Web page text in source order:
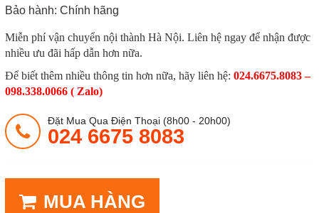
Bảo hành: Chính hãng
Miễn phí vận chuyển nội thành Hà Nội. Liên hệ ngay để nhận được
nhiều ưu đãi hấp dẫn hơn nữa.
Để biết thêm nhiều thông tin hơn nữa, hãy liên hệ: 024.6675.8083 –
098.338.0066 ( Zalo)
Đặt Mua Qua Điện Thoại (8h00 - 20h00)
024 6675 8083
MUA HÀNG